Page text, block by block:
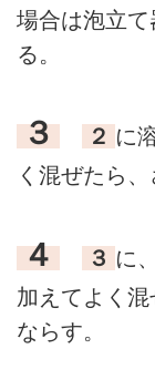
場合は泡立
る。
３ ２ に
く混ぜたら
４ ３ に
加えてよく
ならす。